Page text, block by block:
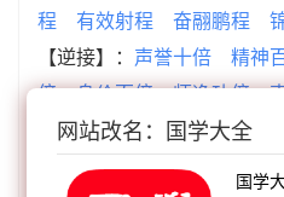
程
有效射程 奋翮鹏程
【逆接】： 声誉十倍 精神
倍
身价百倍 师逸功倍
【逆接】：倍道兼程 倍道兼
倍道兼进 倍道而行
网站改名：国学大全
国学